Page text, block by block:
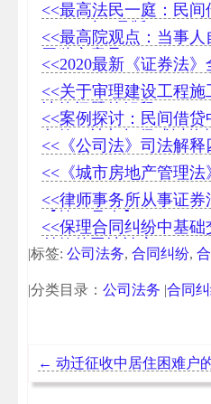
<<最高法民一庭：民
（2021年7月版）
<<最高院观点：当事
于鉴定意见
<<2020最新《证券法》
<<关于审理建设工程
法律问题的解释（一）
<<案例探讨：民间借
条款、让与担保或以物
<<《公司法》司法解释
<<《城市房地产管理法
<<律师事务所从事证
【第41号令】
<<保理合同纠纷中基
付款的司法认定
|标签: 公司法务, 合同纠纷,
|分类目录： 公司法务 |合同
← 动迁征收中居住困难户